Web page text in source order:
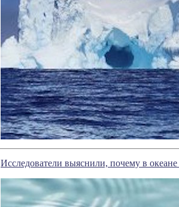
Исследователи выяснили, почему в